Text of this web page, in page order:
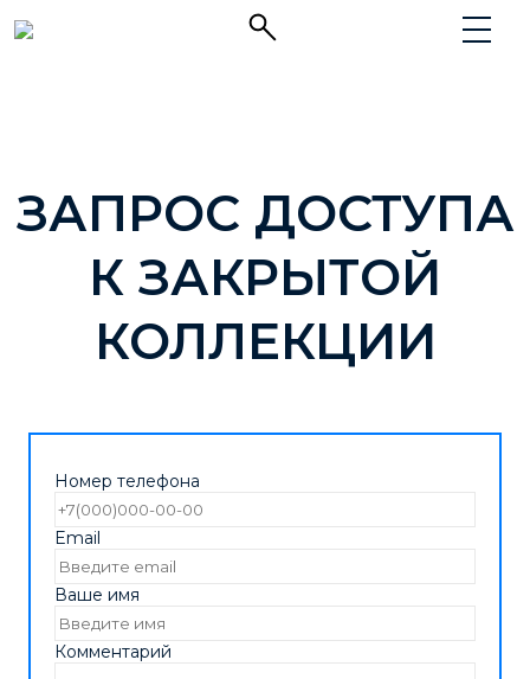
ЗАПРОС ДОСТУПА
К ЗАКРЫТОЙ
КОЛЛЕКЦИИ
Номер телефона
Email
Ваше имя
Комментарий